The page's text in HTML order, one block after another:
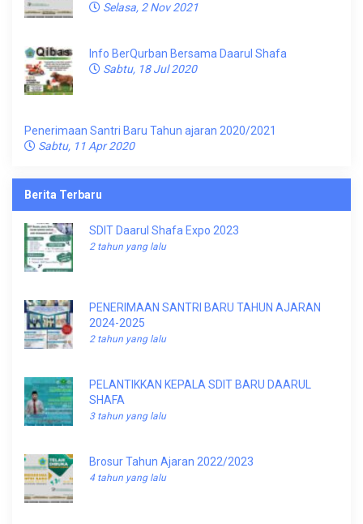
Selasa, 2 Nov 2021
Info BerQurban Bersama Daarul Shafa
Sabtu, 18 Jul 2020
Penerimaan Santri Baru Tahun ajaran 2020/2021
Sabtu, 11 Apr 2020
Berita Terbaru
SDIT Daarul Shafa Expo 2023
2 tahun yang lalu
PENERIMAAN SANTRI BARU TAHUN AJARAN
2024-2025
2 tahun yang lalu
PELANTIKKAN KEPALA SDIT BARU DAARUL
SHAFA
3 tahun yang lalu
Brosur Tahun Ajaran 2022/2023
4 tahun yang lalu